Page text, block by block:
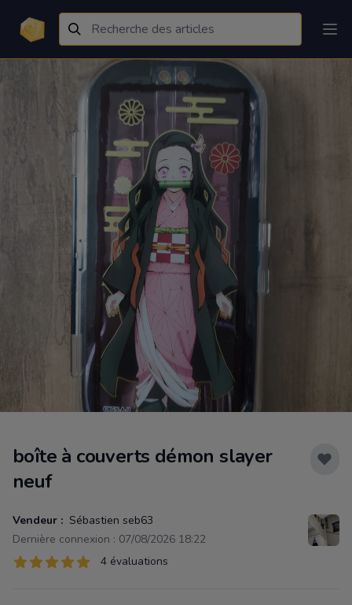
boîte à couverts démon slayer
neuf
Vendeur : Sébastien seb63
Dernière connexion : 07/08/2026 18:22
Évaluations
4 sur 5 étoiles 4 évaluations